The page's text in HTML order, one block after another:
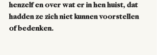
henzelf en over wat er in hen huist, dat
hadden ze zich niet kunnen voorstellen
of bedenken.